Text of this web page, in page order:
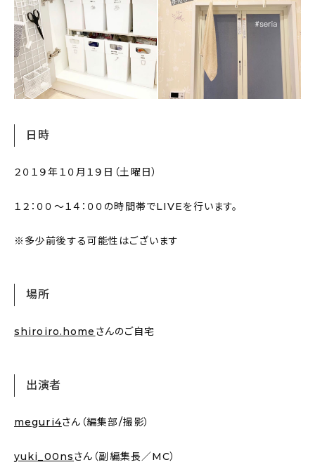
日時
２０１９年１０月１９日（土曜日）
１２：００〜１４：００の時間帯でLIVEを行います。
※多少前後する可能性はございます
場所
shiroiro.home さんのご自宅
出演者
meguri4さん（編集部/撮影）
yuki_00nsさん（副編集長／MC）